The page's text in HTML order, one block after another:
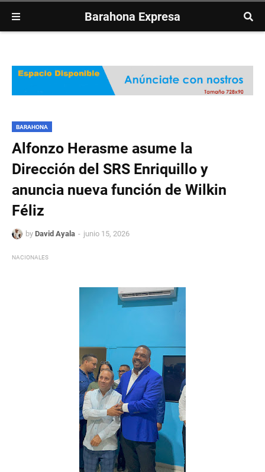
Barahona Expresa
BARAHONA
Alfonzo Herasme asume la
Dirección del SRS Enriquillo y
anuncia nueva función de Wilkin
Féliz
by David Ayala junio 15, 2026
NACIONALES